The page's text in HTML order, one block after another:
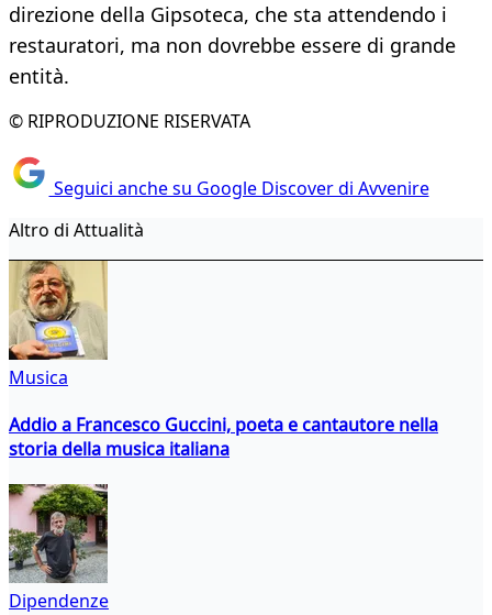
direzione della Gipsoteca, che sta attendendo i
restauratori, ma non dovrebbe essere di grande
entità.
© RIPRODUZIONE RISERVATA
Seguici anche su Google Discover di Avvenire
Altro di Attualità
Musica
Addio a Francesco Guccini, poeta e cantautore nella
storia della musica italiana
Dipendenze